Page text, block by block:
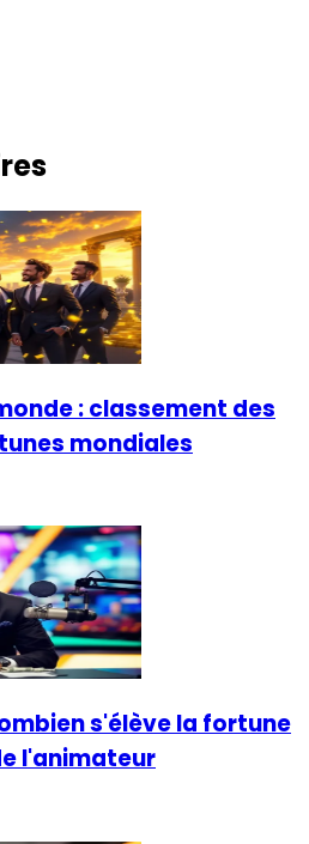
: classement des
mondiales
s'élève la fortune
l'animateur